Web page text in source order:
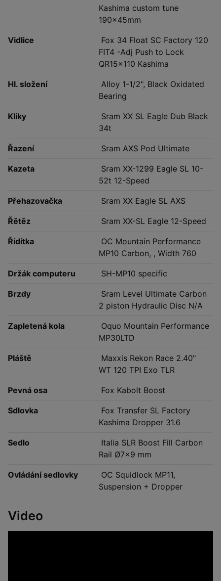
Kashima custom tune
190x45mm
Vidlice
Fox 34 Float SC Factory 120
FIT4 -Adj Push to Lock
QR15x110 Kashima
Hl. složení
Alloy 1-1/2", Black Oxidated
Bearing
Kliky
Sram XX SL Eagle Dub Black
34t
Řazení Sram AXS Pod Ultimate
Kazeta
Sram XX-1299 Eagle SL 10-
52t 12-Speed
Přehazovačka Sram XX Eagle SL AXS
Řětěz Sram XX-SL Eagle 12-Speed
Řidítka
OC Mountain Performance
MP10 Carbon, , Width 760
Držák computeru SH-MP10 specific
Brzdy
Sram Level Ultimate Carbon
2 piston Hydraulic Disc N/A
Zapletená kola
Oquo Mountain Performance
MP30LTD
Pláště
Maxxis Rekon Race 2.40"
WT 120 TPI Exo TLR
Pevná osa Fox Kabolt Boost
Sdlovka
Fox Transfer SL Factory
Kashima Dropper 31.6
Sedlo
Italia SLR Boost Fill Carbon
Rail Ø7x9 mm
Ovládání sedlovky
OC Squidlock MP11,
Suspension + Dropper
Video